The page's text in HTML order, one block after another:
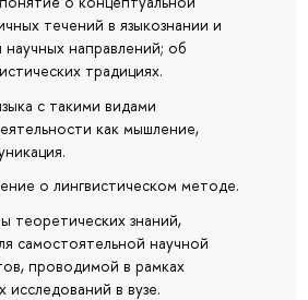
течений в языкознании и
научных направлений; об
традициях.
с такими видами
как мышление,
о лингвистическом методе.
теоретических знаний,
самостоятельной научной
проводимой в рамках
исследований в вузе.